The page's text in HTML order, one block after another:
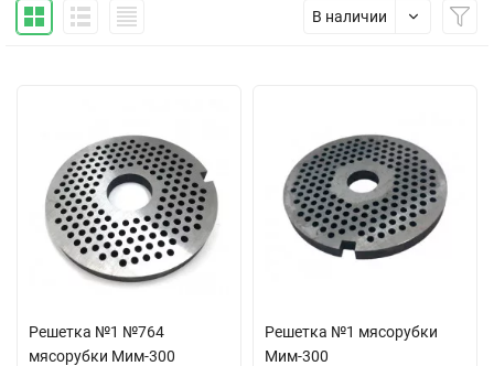
В наличии
Решетка №1 №764
мясорубки Мим-300
Решетка №1 мясорубки
Мим-300